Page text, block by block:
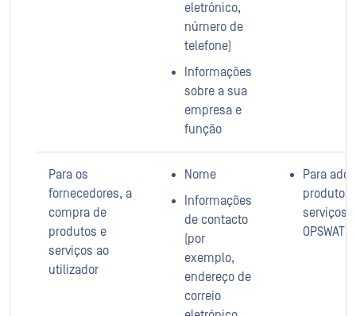
eletrónico,
número de
telefone)
Informações
sobre a sua
empresa e
função
Para os
fornecedores, a
compra de
produtos e
serviços ao
utilizador
Nome
Informações
de contacto
(por
exemplo,
endereço de
correio
Para
produtos
serviços
OPSWAT